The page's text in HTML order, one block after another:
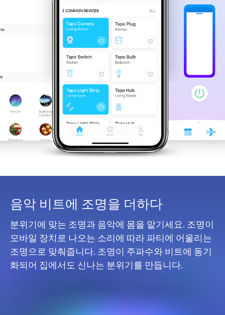
음악 비트에 조명을 더하다
분위기에 맞는 조명과 음악에 몸을 맡기세요. 조명이
모바일 장치로 나오는 소리에 따라 파티에 어울리는
조명으로 맞춰줍니다. 조명이 주파수와 비트에 동기
화되어 집에서도 신나는 분위기를 만듭니다.